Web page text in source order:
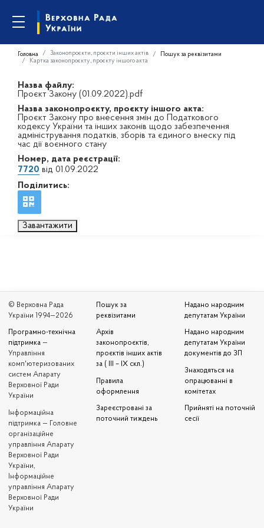
Головна Законопроєкти, проєкти інших актів
Пошук за реквізитами
Картка законопроєкту, проєкту іншого акта
Назва файлу:
Проєкт Закону (01.09.2022).pdf
Назва законопроєкту, проєкту іншого акта:
Проєкт Закону про внесення змін до Податкового
кодексу України та інших законів щодо забезпечення
адміністрування податків, зборів та єдиного внеску під
час дії воєнного стану
Номер, дата реєстрації:
7720 від 01.09.2022
Поділитись:
Завантажити
© Верховна Рада
України 1994—2026
Програмно-технічна
підтримка —
Управління
комп'ютеризованих
систем Апарату
Верховної Ради
України
Iнформаційна
підтримка — Головне
організаційне
управління Апарату
Верховної Ради
України,
Інформаційне
управління Апарату
Верховної Ради
України
Пошук за
реквізитами
Архів
законопроєктів,
проєктів інших актів
за ( III – IX скл.)
Правила
оформлення
Зареєстровані за
поточний тиждень
Надано народним
депутатам України
Надано народним
депутатам України
документів до ЗП
Знаходяться на
опрацюванні в
комітетах
Прийняті на поточній
сесії